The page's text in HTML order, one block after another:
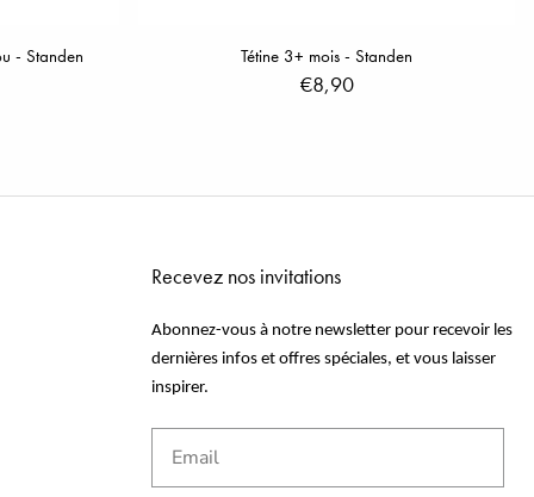
- Standen Tétine 3+ mois - Standen
€8,90
Recevez nos invitations
Abonnez-vous à notre newsletter pour recevoir les
dernières infos et offres spéciales, et vous laisser
inspirer.